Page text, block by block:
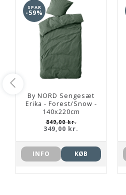
SPAR
-59%
By NORD Sengesæt
Erika - Forest/Snow -
140x220cm
849,00 kr.
349,00 kr.
INFO KØB